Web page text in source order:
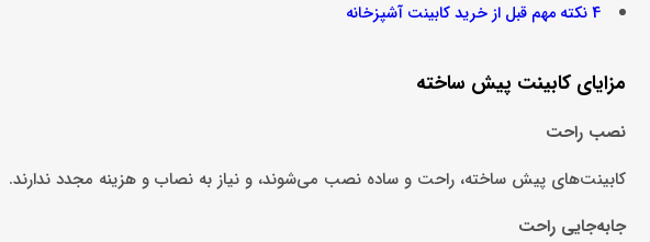
4 نکته مهم قبل از خرید کابینت آشپزخانه
مزایای کابینت پیش ساخته
نصب راحت
کابینت‌های پیش ساخته، راحت و ساده نصب می‌شوند، و نیاز به نصاب و هزینه مجدد ندارند.
جابه‌جایی راحت